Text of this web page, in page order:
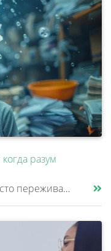
разум
Навязчивые мысли — это не просто переживания или тревоги, которые можно «отогнать» от себя. Эти мысли возникают против ж......